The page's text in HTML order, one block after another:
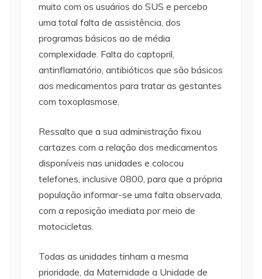
muito com os usuários do SUS e percebo
uma total falta de assistência, dos
programas básicos ao de média
complexidade. Falta do captopril,
antinflamatório, antibióticos que são básicos
aos medicamentos para tratar as gestantes
com toxoplasmose.
Ressalto que a sua administração fixou
cartazes com a relação dos medicamentos
disponíveis nas unidades e colocou
telefones, inclusive 0800, para que a própria
população informar-se uma falta observada,
com a reposição imediata por meio de
motocicletas.
Todas as unidades tinham a mesma
prioridade, da Maternidade a Unidade de